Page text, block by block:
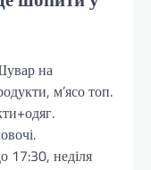
на
м’ясо топ.
17:30, неділя